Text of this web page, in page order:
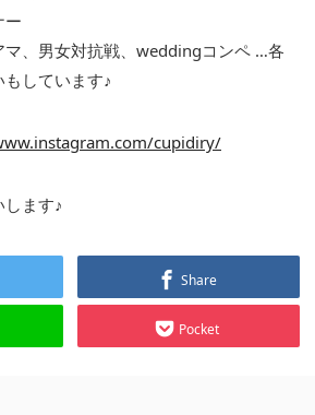
ー
マ、男女対抗戦、weddingコンペ …各
しています♪
cupidiry/
ます♪
Share
Pocket